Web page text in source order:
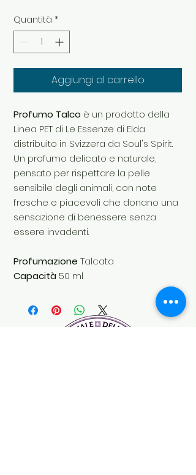
Quantità *
Aggiungi al carrello
Profumo Talco è un prodotto della
Linea PET di Le Essenze di Elda
distribuito in Svizzera da Soul's Spirit.
Un profumo delicato e naturale,
pensato per rispettare la pelle
sensibile degli animali, con note
fresche e piacevoli che donano una
sensazione di benessere senza
essere invadenti.
Profumazione Talcata
Capacità 50 ml